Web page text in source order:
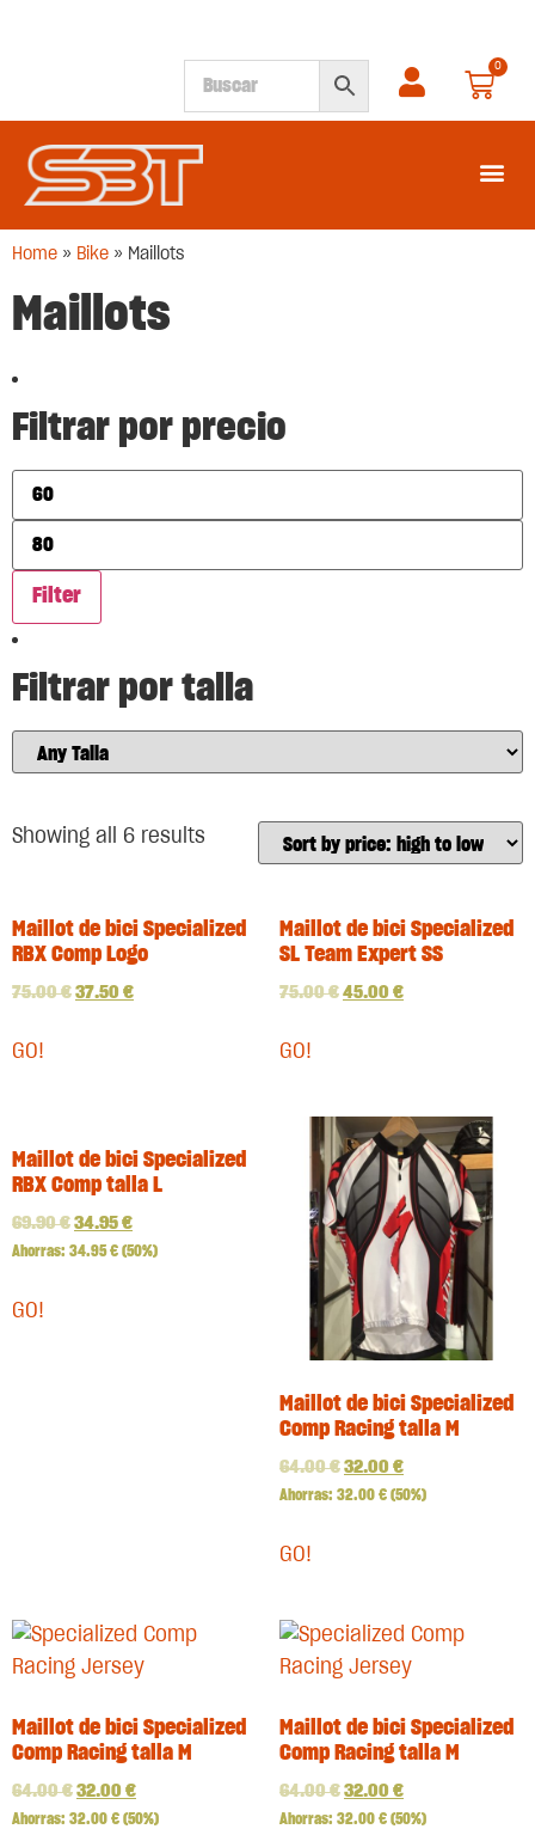
0
Home » Bike » Maillots
Maillots
Filtrar por precio
Filter
Filtrar por talla
Showing all 6 results
Maillot de bici Specialized
RBX Comp Logo
75.00€ 37.50 €
GO!
Maillot de bici Specialized
SL Team Expert SS
75.00€ 45.00 €
GO!
Maillot de bici Specialized
RBX Comp talla L
69.90€ 34.95 €
Ahorras: 34.95€ (50%)
GO!
Maillot de bici Specialized
Comp Racing talla M
64.00€ 32.00 €
Ahorras: 32.00 € (50%)
GO!
Maillot de bici Specialized
Comp Racing talla M
64.00€ 32.00 €
Ahorras: 32.00 € (50%)
Maillot de bici Specialized
Comp Racing talla M
64.00€ 32.00 €
Ahorras: 32.00 € (50%)